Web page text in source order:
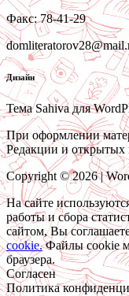
Факс: 78-41-29
Дизайн
Тема Sahiva для
При оформлении
Редакции и открытых
Copyright © 2026 |
На сайте
работы и сбора
сайтом, Вы
cookie.Файлы cookie
браузера.
Согласен
Политика